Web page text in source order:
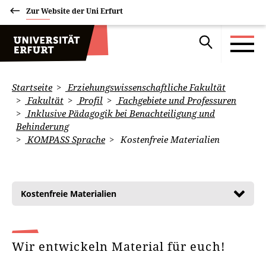
Zur Website der Uni Erfurt
Startseite
Erziehungswissenschaftliche Fakultät
Fakultät
Profil
Fachgebiete und Professuren
Inklusive Pädagogik bei Benachteiligung und
Behinderung
KOMPASS Sprache
Kostenfreie Materialien
Kostenfreie Materialien
Wir entwickeln Material für euch!